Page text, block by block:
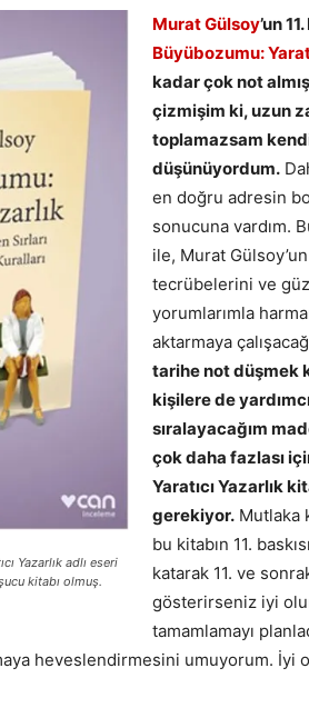
Yazarlık adlı eseri
kitabı olmuş.
Murat Gülsoy’un
Büyübozumu:
kadar çok not
çizmişim ki, uzun
toplamazsam
düşünüyordum.
en doğru adresin
sonucuna vardım.
ile, Murat
tecrübelerini ve
yorumlarımla
aktarmaya
tarihe not düşmek
kişilere de
sıralayacağım
çok daha fazlası
Yaratıcı Yazarlık
gerekiyor. Mutlaka
bu kitabın 11.
katarak 11. ve
gösterirseniz iyi
tamamlamayı
heveslendirmesini umuyorum. İyi